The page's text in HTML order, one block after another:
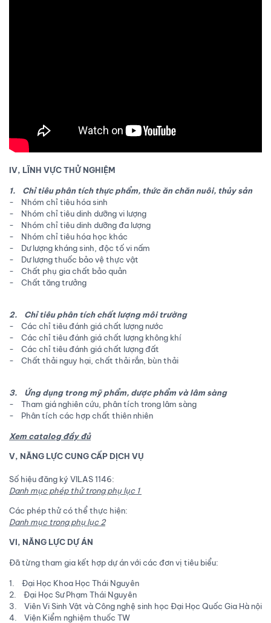
IV, LĨNH VỰC THỬ NGHIỆM
1. Chỉ tiêu phân tích thực phẩm, thức ăn chăn nuôi, thủy sản
- Nhóm chỉ tiêu hóa sinh
- Nhóm chỉ tiêu dinh dưỡng vi lượng
- Nhóm chỉ tiêu dinh dưỡng đa lượng
- Nhóm chỉ tiêu hóa học khác
- Dư lượng kháng sinh, độc tố vi nấm
- Dư lượng thuốc bảo vệ thực vật
- Chất phụ gia chất bảo quản
- Chất tăng trưởng
2. Chỉ tiêu phân tích chất lượng môi trường
- Các chỉ tiêu đánh giá chất lượng nước
- Các chỉ tiêu đánh giá chất lượng không khí
- Các chỉ tiêu đánh giá chất lượng đất
- Chất thải nguy hại, chất thải rắn, bùn thải
3. Ứng dụng trong mỹ phẩm, dược phẩm và lâm sàng
- Tham giá nghiên cứu, phân tích trong lâm sàng
- Phân tích các hợp chất thiên nhiên
Xem catalog đầy đủ
V, NĂNG LỰC CUNG CẤP DỊCH VỤ
Số hiệu đăng ký VILAS 1146:
Danh mục phép thử trong phụ lục 1
Các phép thử có thể thực hiện:
Danh mục trong phụ lục 2
VI, NĂNG LỰC DỰ ÁN
Đã từng tham gia kết hợp dự án với các đơn vị tiêu biểu:
1. Đại Học Khoa Học Thái Nguyên
2. Đại Học Sư Phạm Thái Nguyên
3. Viên Vi Sinh Vật và Công nghệ sinh học Đại Học Quốc Gia Hà nội
4. Viện Kiểm nghiệm thuốc TW